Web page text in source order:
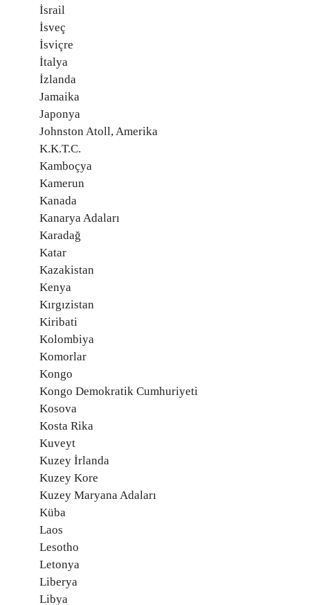
İsrail
İsveç
İsviçre
İtalya
İzlanda
Jamaika
Japonya
Johnston Atoll, Amerika
K.K.T.C.
Kamboçya
Kamerun
Kanada
Kanarya Adaları
Karadağ
Katar
Kazakistan
Kenya
Kırgızistan
Kiribati
Kolombiya
Komorlar
Kongo
Kongo Demokratik Cumhuriyeti
Kosova
Kosta Rika
Kuveyt
Kuzey İrlanda
Kuzey Kore
Kuzey Maryana Adaları
Küba
Laos
Lesotho
Letonya
Liberya
Libya